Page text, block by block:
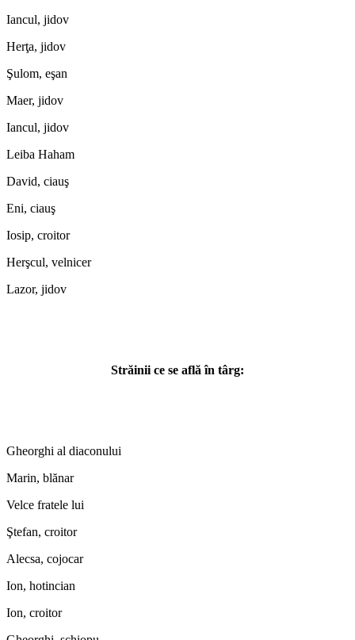
Iancul, jidov
Herţa, jidov
Şulom, eşan
Maer, jidov
Iancul, jidov
Leiba Haham
David, ciauş
Eni, ciauş
Iosip, croitor
Herşcul, velnicer
Lazor, jidov
Străinii ce se află în târg:
Gheorghi al diaconului
Marin, blănar
Velce fratele lui
Ştefan, croitor
Alecsa, cojocar
Ion, hotincian
Ion, croitor